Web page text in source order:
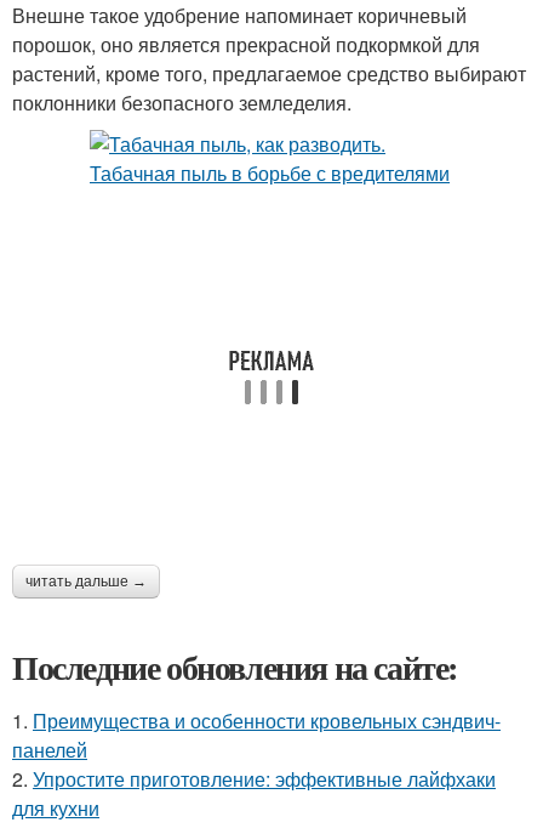
Внешне такое удобрение напоминает коричневый
порошок, оно является прекрасной подкормкой для
растений, кроме того, предлагаемое средство выбирают
поклонники безопасного земледелия.
читать дальше →
Последние обновления на сайте:
1. Преимущества и особенности кровельных сэндвич-
панелей
2. Упростите приготовление: эффективные лайфхаки
для кухни